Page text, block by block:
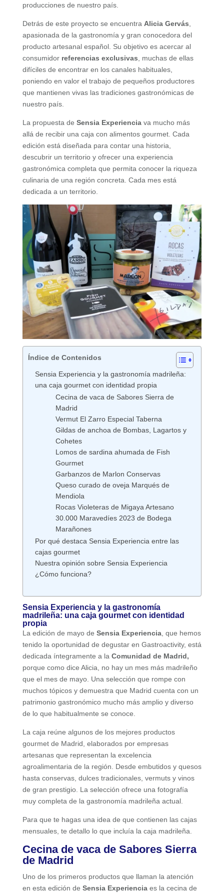
producciones de nuestro país.
Detrás de este proyecto se encuentra Alicia Gervás
apasionada de la gastronomía y gran conocedora del
producto artesanal español. Su objetivo es acercar al
consumidor referencias exclusivas , muchas de ellas
difíciles de encontrar en los canales habituales,
poniendo en valor el trabajo de pequeños productores
que mantienen vivas las tradiciones gastronómicas de
nuestro país.
La propuesta de Sensia Experienciava mucho más
allá de recibir una caja con alimentos gourmet. Cada
edición está diseñada para contar una historia,
descubrir un territorio y ofrecer una experiencia
gastronómica completa que permita conocer la riqueza
culinaria de una región concreta. Cada mes está
dedicada a un territorio.
Índice de Contenidos
Sensia Experiencia y la gastronomía madrileña:
una caja gourmet con identidad propia
Cecina de vaca de Sabores Sierra de
Madrid
Vermut El Zarro Especial Taberna
Gildas de anchoa de Bombas, Lagartos y
Cohetes
Lomos de sardina ahumada de Fish
Gourmet
Garbanzos de Marlon Conservas
Queso curado de oveja Marqués de
Mendiola
Rocas Violeteras de Migaya Artesano
30.000 Maravedíes 2023 de Bodega
Marañones
Por qué destaca Sensia Experiencia entre las
cajas gourmet
Nuestra opinión sobre Sensia Experiencia
¿Cómo funciona?
Sensia Experiencia y la gastronomía
madrileña: una caja gourmet con identidad
propia
La edición de mayo de Sensia Experiencia, que hemos
tenido la oportunidad de degustar en Gastroactivity, está
dedicada íntegramente a la Comunidad de Madrid,
porque como dice Alicia, no hay un mes más madrileño
que el mes de mayo. Una selección que rompe con
muchos tópicos y demuestra que Madrid cuenta con un
patrimonio gastronómico mucho más amplio y diverso
de lo que habitualmente se conoce.
La caja reúne algunos de los mejores productos
gourmet de Madrid, elaborados por empresas
artesanas que representan la excelencia
agroalimentaria de la región. Desde embutidos y quesos
hasta conservas, dulces tradicionales, vermuts y vinos
de gran prestigio. La selección ofrece una fotografía
muy completa de la gastronomía madrileña actual.
Para que te hagas una idea de que contienen las cajas
mensuales, te detallo lo que incluía la caja madrileña.
Cecina de vaca de Sabores Sierra
de Madrid
Uno de los primeros productos que llaman la atención
en esta edición de Sensia Experienciaes la cecina de